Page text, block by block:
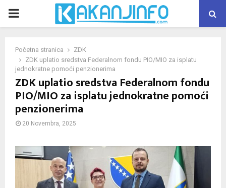
PRIMARY
Početna stranica
ZDK
ZDK uplatio sredstva Federalnom fondu PIO/MIO za isplatu
jednokratne pomoći penzionerima
ZDK uplatio sredstva Federalnom fondu
PIO/MIO za isplatu jednokratne pomoći
penzionerima
20 Novembra, 2025